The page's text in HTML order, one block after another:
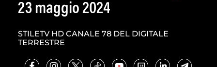
23 maggio 2024
STILETV HD CANALE 78 DEL DIGITALE
TERRESTRE